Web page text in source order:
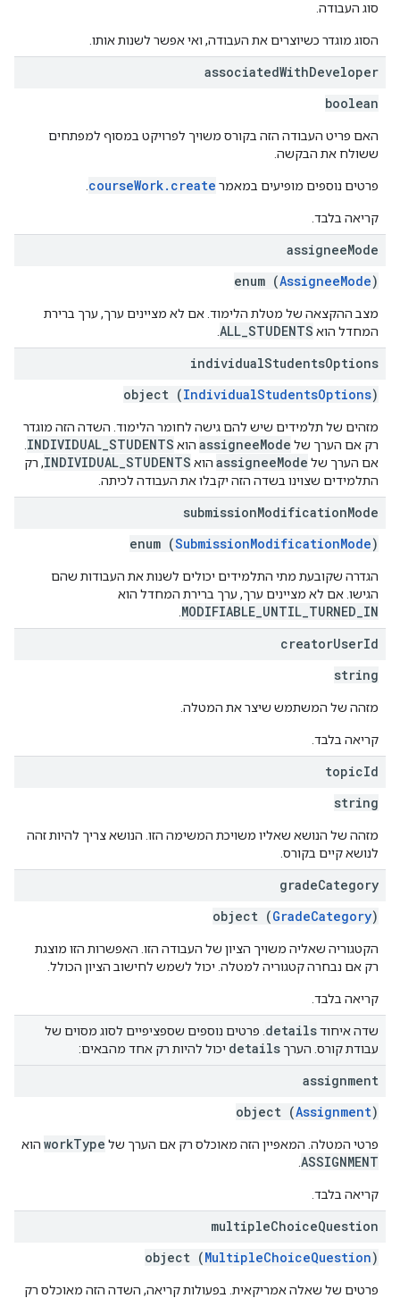
סוג העבודה.
הסוג מוגדר כשיוצרים את העבודה, ואי אפשר לשנות אותו.
associatedWithDeveloper
boolean
האם פריט העבודה הזה בקורס משויך לפרויקט במסוף למפתחים
ששולח את הבקשה.
פרטים נוספים מופיעים במאמר courseWork.create
קריאה בלבד.
assigneeMode
enum (AssigneeMode)
מצב ההקצאה של מטלת הלימוד. אם לא מציינים ערך, ערך ברירת
המחדל הוא ALL_STUDENTS
individualStudentsOptions
object (IndividualStudentsOptions)
מזהים של תלמידים שיש להם גישה לחומר הלימוד. השדה הזה מוגדר
רק אם הערך של assigneeMode הוא INDIVIDUAL_STUDENTS
אם הערך של assigneeMode הוא INDIVIDUAL_STUDENTS, רק
התלמידים שצוינו בשדה הזה יקבלו את העבודה לכיתה.
submissionModificationMode
enum (SubmissionModificationMode)
הגדרה שקובעת מתי התלמידים יכולים לשנות את העבודות שהם
הגישו. אם לא מציינים ערך, ערך ברירת המחדל הוא
MODIFIABLE_UNTIL_TURNED_IN
creatorUserId
string
מזהה של המשתמש שיצר את המטלה.
קריאה בלבד.
topicId
string
מזהה של הנושא שאליו משויכת המשימה הזו. הנושא צריך להיות זהה
לנושא קיים בקורס.
gradeCategory
object (GradeCategory)
הקטגוריה שאליה משויך הציון של העבודה הזו. האפשרות הזו מוצגת
רק אם נבחרה קטגוריה למטלה. יכול לשמש לחישוב הציון הכולל.
קריאה בלבד.
שדה איחודdetails . פרטים נוספים שספציפיים לסוג מסוים של
עבודת קורס. הערך details יכול להיות רק אחד מהבאים:
assignment
object (Assignment)
פרטי המטלה. המאפיין הזה מאוכלס רק אם הערך של workType הוא
ASSIGNMENT
קריאה בלבד.
multipleChoiceQuestion
object (MultipleChoiceQuestion)
פרטים של שאלה אמריקאית. בפעולות קריאה, השדה הזה מאוכלס רק